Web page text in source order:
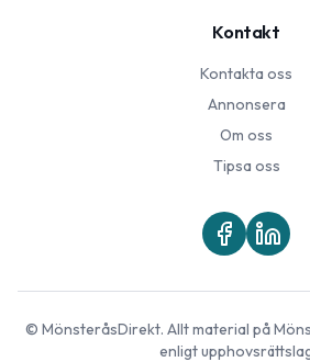
Kontakt
Kontakta oss
Annonsera
Om oss
Tipsa oss
© MönsteråsDirekt. Allt material på
enligt